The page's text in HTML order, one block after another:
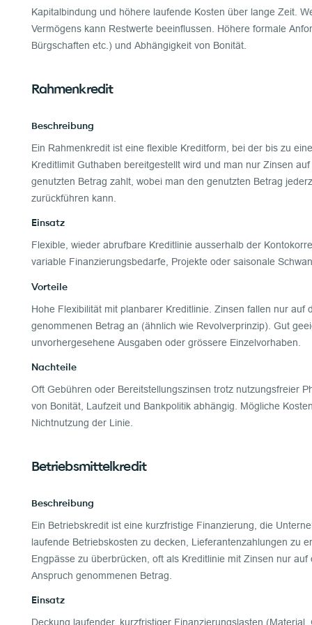
Kapitalbindung und höhere laufende Kosten über lange Zeit.
Vermögens kann Restwerte beeinflussen. Höhere formale
Bürgschaften etc.) und Abhängigkeit von Bonität.
Rahmenkredit
Beschreibung
Ein Rahmenkredit ist eine flexible Kreditform, bei der bis zu
Kreditlimit Guthaben bereitgestellt wird und man nur Zinsen
genutzten Betrag zahlt, wobei man den genutzten Betrag
zurückführen kann.
Einsatz
Flexible, wieder abrufbare Kreditlinie ausserhalb der
variable Finanzierungsbedarfe, Projekte oder saisonale
Vorteile
Hohe Flexibilität mit planbarer Kreditlinie. Zinsen fallen nur auf
genommenen Betrag an (ähnlich wie Revolverprinzip). Gut
unvorhergesehene Ausgaben oder grössere Einzelvorhaben.
Nachteile
Oft Gebühren oder Bereitstellungszinsen trotz nutzungsfreier
von Bonität, Laufzeit und Bankpolitik abhängig. Mögliche
Nichtnutzung der Linie.
Betriebsmittelkredit
Beschreibung
Ein Betriebskredit ist eine kurzfristige Finanzierung, die
laufende Betriebskosten zu decken, Lieferantenzahlungen zu
Engpässe zu überbrücken, oft als Kreditlinie mit Zinsen nur auf
Anspruch genommenen Betrag.
Einsatz
Deckung laufender, kurzfristiger Finanzierungslasten (Material,